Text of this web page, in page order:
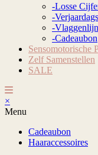
-Losse
-
-Vlaggenlijn
-Cadeaubon
Sensomotorische
Zelf Samenstellen
SALE
×
Menu
Cadeaubon
Haaraccessoires